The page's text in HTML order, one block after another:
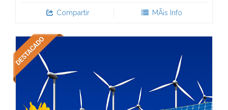
Compartir MÃ¡s Info